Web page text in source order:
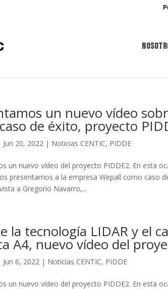
un nuevo vídeo
de éxito, proyecto
Jun 20, 2022 | Noticias CENTIC, PIDDE
un nuevo vídeo del proyecto PIDDE2. En esta
presentamos a la empresa Wepall como caso
a Gregorio Navarro,...
la tecnología LIDAR y el
A4, nuevo vídeo del
Jun 6, 2022 | Noticias CENTIC, PIDDE
un nuevo vídeo del proyecto PIDDE2. En esta